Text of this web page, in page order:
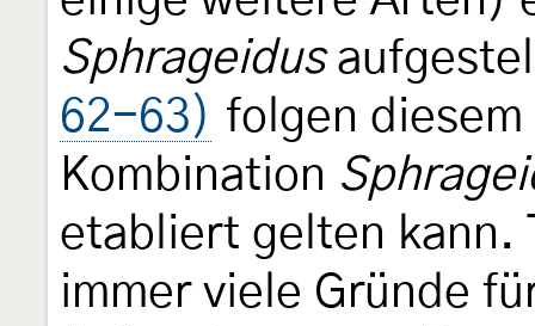
Sphrageidus
62-63) folgen
Kombination
etabliert gelten kann.
immer viele Gründe